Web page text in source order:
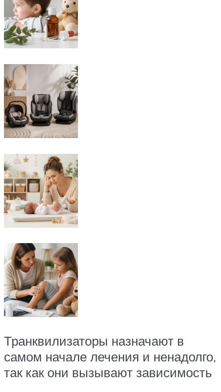
Транквилизаторы назначают в
самом начале лечения и ненадолго,
так как они вызывают зависимость